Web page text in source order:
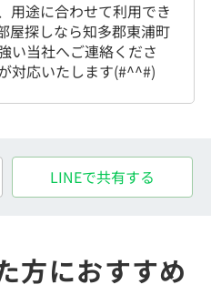
用途に合わせて利用でき
屋探しなら知多郡東浦町
い当社へご連絡くださ
対応いたします(#^^#)
LINEで共有する
方におすすめ